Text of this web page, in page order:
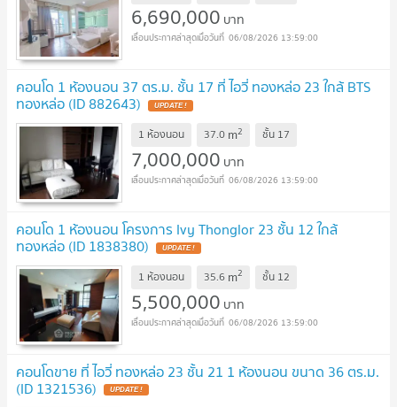
6,690,000 บาท
06/08/2026 13:59:00
คอนโด 1 ห้องนอน 37 ตร.ม. ชั้น 17 ที่ ไอวี่ ทองหล่อ 23 ใกล้ BTS
ทองหล่อ (ID 882643) UPDATE !
1 ห้องนอน 37.0 m2 ชั้น 17
7,000,000 บาท
06/08/2026 13:59:00
คอนโด 1 ห้องนอน โครงการ Ivy Thonglor 23 ชั้น 12 ใกล้
ทองหล่อ (ID 1838380) UPDATE !
1 ห้องนอน 35.6 m2 ชั้น 12
5,500,000 บาท
06/08/2026 13:59:00
คอนโดขาย ที่ ไอวี่ ทองหล่อ 23 ชั้น 21 1 ห้องนอน ขนาด 36 ตร.ม.
(ID 1321536) UPDATE !